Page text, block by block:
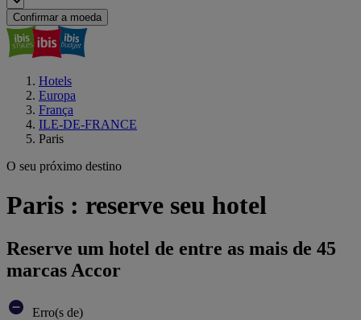
Confirmar a moeda
Hotels
Europa
França
ILE-DE-FRANCE
Paris
O seu próximo destino
Paris : reserve seu hotel
Reserve um hotel de entre as mais de 45
marcas Accor
Erro(s de)